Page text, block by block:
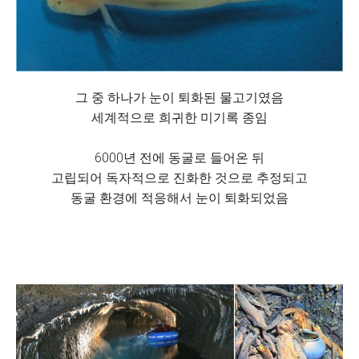
그 중 하나가 눈이 퇴화된 물고기였음
세계적으로 희귀한 미기록 종임
6000년 전에 동굴로 들어온 뒤
고립되어 독자적으로 진화한 것으로 추정되고
동굴 환경에 적응해서 눈이 퇴화되었음